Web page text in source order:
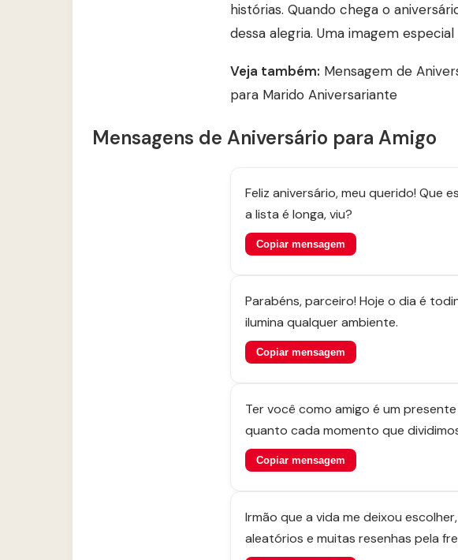
histórias. Quando chega o
dessa alegria. Uma imagem
Veja também: Mensagem de
para Marido Aniversariante
Mensagens de Aniversário para Amigo
Feliz aniversário, meu querido!
a lista é longa, viu?
Copiar mensagem
Parabéns, parceiro! Hoje o dia é
ilumina qualquer ambiente.
Copiar mensagem
Ter você como amigo é um
quanto cada momento que
Copiar mensagem
Irmão que a vida me deixou
aleatórios e muitas resenhas pela